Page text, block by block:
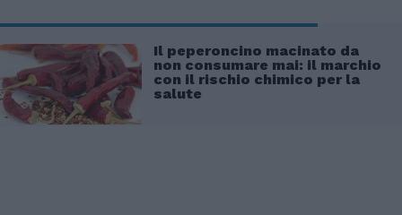
Il peperoncino macinato da
non consumare mai: il marchio
con il rischio chimico per la
salute